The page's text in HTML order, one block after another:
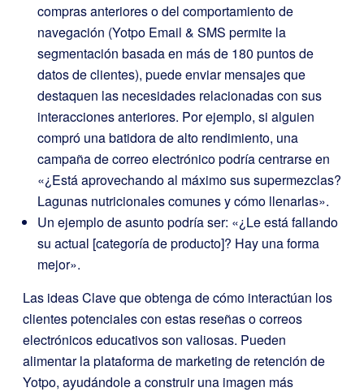
compras anteriores o del comportamiento de
navegación (Yotpo Email & SMS permite la
segmentación basada en más de 180 puntos de
datos de clientes), puede enviar mensajes que
destaquen las necesidades relacionadas con sus
interacciones anteriores. Por ejemplo, si alguien
compró una batidora de alto rendimiento, una
campaña de correo electrónico podría centrarse en
«¿Está aprovechando al máximo sus supermezclas?
Lagunas nutricionales comunes y cómo llenarlas».
Un ejemplo de asunto podría ser: «¿Le está fallando
su actual [categoría de producto]? Hay una forma
mejor».
Las ideas Clave que obtenga de cómo interactúan los
clientes potenciales con estas reseñas o correos
electrónicos educativos son valiosas. Pueden
alimentar la plataforma de marketing de retención de
Yotpo, ayudándole a construir una imagen más